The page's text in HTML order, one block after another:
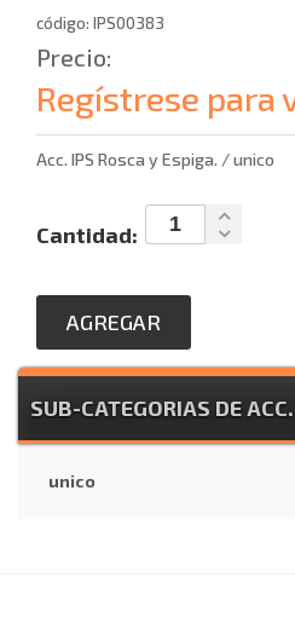
código: IPS00383
Precio:
Regístrese para
Acc. IPS Rosca y Espiga. / unico
Cantidad:
AGREGAR
SUB-CATEGORIAS DE
unico